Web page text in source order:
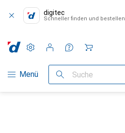
digitec
Schneller finden und bestellen
Navigation nach Kategorien
Menü Suche
Einstellungen
Kundenkonto
Vergleichslisten
Merklisten
Warenkorb